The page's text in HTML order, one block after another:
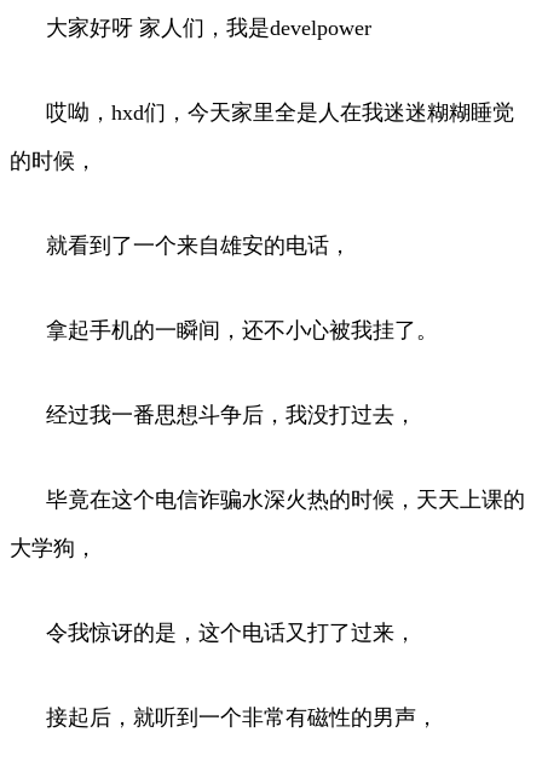
大家好呀 家人们，我是develpower
哎呦，hxd们，今天家里全是人在我迷迷糊糊睡觉
的时候，
就看到了一个来自雄安的电话，
拿起手机的一瞬间，还不小心被我挂了。
经过我一番思想斗争后，我没打过去，
毕竟在这个电信诈骗水深火热的时候，天天上课的
大学狗，
令我惊讶的是，这个电话又打了过来，
接起后，就听到一个非常有磁性的男声，